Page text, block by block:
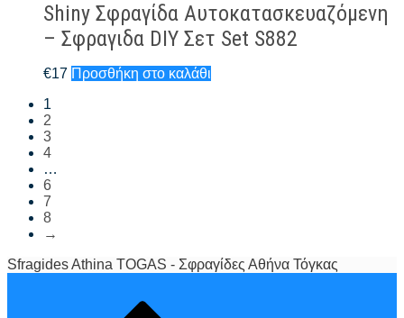
Shiny Σφραγίδα Αυτοκατασκευαζόμενη
– Σφραγιδα DIY Σετ Set S882
€17 Προσθήκη στο καλάθι
1
2
3
4
…
6
7
8
→
Sfragides Athina TOGAS - Σφραγίδες Αθήνα Τόγκας